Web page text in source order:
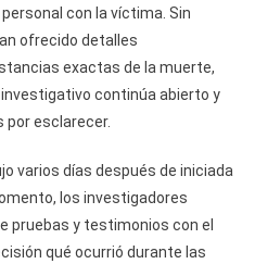
con la víctima. Sin
ofrecido detalles
exactas de la muerte,
continúa abierto y
por esclarecer.
varios días después de iniciada
los investigadores
pruebas y testimonios con el
qué ocurrió durante las